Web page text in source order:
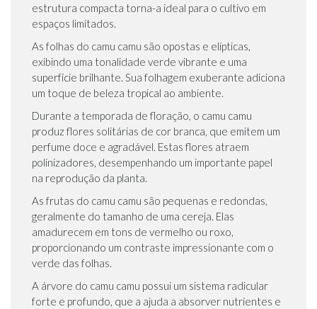
estrutura compacta torna-a ideal para o cultivo em
espaços limitados.
As folhas do camu camu são opostas e elípticas,
exibindo uma tonalidade verde vibrante e uma
superfície brilhante. Sua folhagem exuberante adiciona
um toque de beleza tropical ao ambiente.
Durante a temporada de floração, o camu camu
produz flores solitárias de cor branca, que emitem um
perfume doce e agradável. Estas flores atraem
polinizadores, desempenhando um importante papel
na reprodução da planta.
As frutas do camu camu são pequenas e redondas,
geralmente do tamanho de uma cereja. Elas
amadurecem em tons de vermelho ou roxo,
proporcionando um contraste impressionante com o
verde das folhas.
A árvore do camu camu possui um sistema radicular
forte e profundo, que a ajuda a absorver nutrientes e